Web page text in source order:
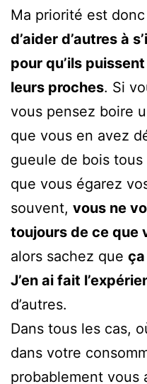
Ma priorité est
d’aider d’autres à
pour qu’ils
leurs proches. Si
vous pensez boire
que vous en avez
gueule de bois
que vous égarez
souvent, vous ne
toujours de ce que
alors sachez que
J’en ai fait
d’autres.
Dans tous les cas,
dans votre
probablement vous